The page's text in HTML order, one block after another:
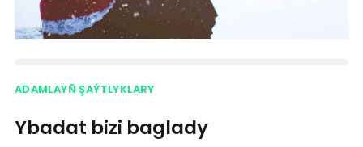
ADAMLAYÑ ŞAÝTLYKLARY
Ybadat bizi baglady